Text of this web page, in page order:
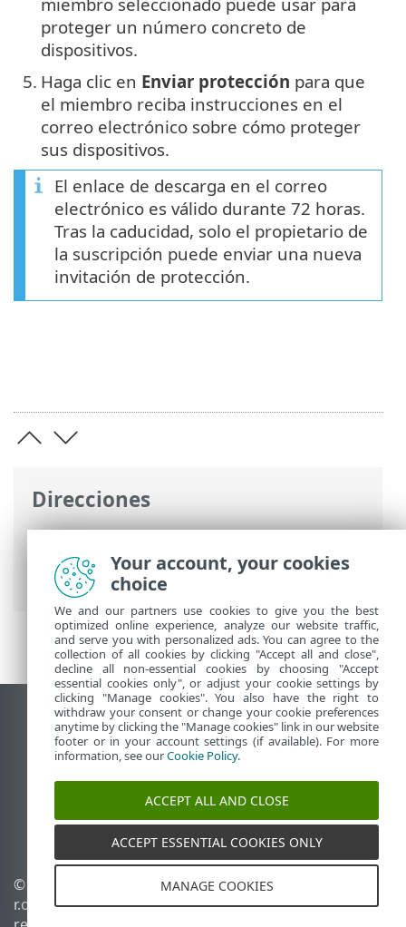
Direcciones
Ayuda en línea de ESET>ESET HOME>
Trabajar con ESET HOME> Agregar
protección
proteger un número concreto de
dispositivos.
5. Haga clic en Enviar protección para que
el miembro reciba instrucciones en el
correo electrónico sobre cómo proteger
sus dispositivos.
El enlace de descarga en el correo
electrónico es válido durante 72 horas.
Tras la caducidad, solo el propietario de
la suscripción puede enviar una nueva
invitación de protección.
Ver sitio para ordenador
End of Life
Base de conocimiento de ESET
Foro de ESET
ESET Status Portal
Soporte técnico regional
© 1992 - 2026 ESET, spol. s
r.o. Todos los derechos
Administrar cookies
Política de cookies
Your account, your cookies
choice
We and our partners use cookies to give you the best
optimized online experience, analyze our website traffic,
and serve you with personalized ads. You can agree to the
collection of all cookies by clicking "Accept all and close",
decline all non-essential cookies by choosing "Accept
essential cookies only", or adjust your cookie settings by
clicking "Manage cookies". You also have the right to
withdraw your consent or change your cookie preferences
anytime by clicking the "Manage cookies" link in our website
footer or in your account settings (if available). For more
information, see ourCookie Policy.
ACCEPT ALL AND CLOSE
ACCEPT ESSENTIAL COOKIES ONLY
MANAGE COOKIES